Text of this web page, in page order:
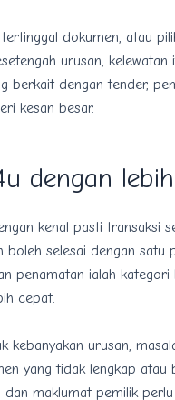
dokumen, atau
urusan, kelewatan
berkait dengan tender,
kesan besar.
dengan
kenal pasti transaksi
selesai dengan satu
penamatan ialah kategori
cepat.
kebanyakan urusan,
yang tidak lengkap atau
maklumat pemilik